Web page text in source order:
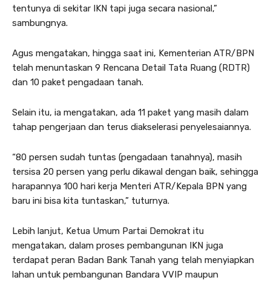
tentunya di sekitar IKN tapi juga secara nasional,”
sambungnya.
Agus mengatakan, hingga saat ini, Kementerian ATR/BPN
telah menuntaskan 9 Rencana Detail Tata Ruang (RDTR)
dan 10 paket pengadaan tanah.
Selain itu, ia mengatakan, ada 11 paket yang masih dalam
tahap pengerjaan dan terus diakselerasi penyelesaiannya.
“80 persen sudah tuntas (pengadaan tanahnya), masih
tersisa 20 persen yang perlu dikawal dengan baik, sehingga
harapannya 100 hari kerja Menteri ATR/Kepala BPN yang
baru ini bisa kita tuntaskan,” tuturnya.
Lebih lanjut, Ketua Umum Partai Demokrat itu
mengatakan, dalam proses pembangunan IKN juga
terdapat peran Badan Bank Tanah yang telah menyiapkan
lahan untuk pembangunan Bandara VVIP maupun